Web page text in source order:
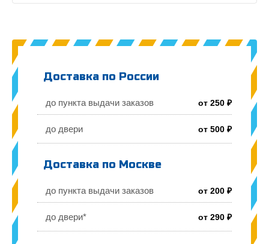
Доставка по России
до пункта выдачи заказов от 250 ₽
до двери от 500 ₽
Доставка по Москве
до пункта выдачи заказов от 200 ₽
до двери* от 290 ₽